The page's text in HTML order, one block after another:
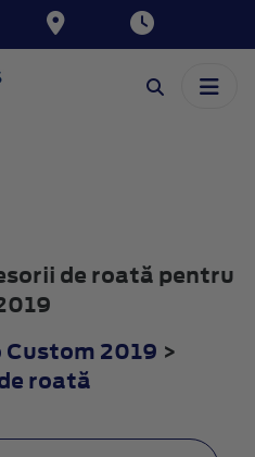
de roată pentru
Custom 2019 >
roată